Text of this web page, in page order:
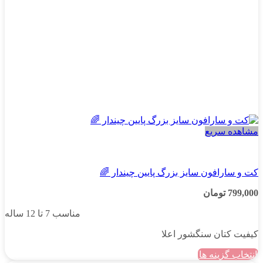
مشاهده سریع
کت و سارافون سایز بزرگ پایین چیندار 🌈
799,000 تومان
مناسب 7 تا 12 ساله
کیفیت کتان سنگشور اعلا
انتخاب گزینه ها